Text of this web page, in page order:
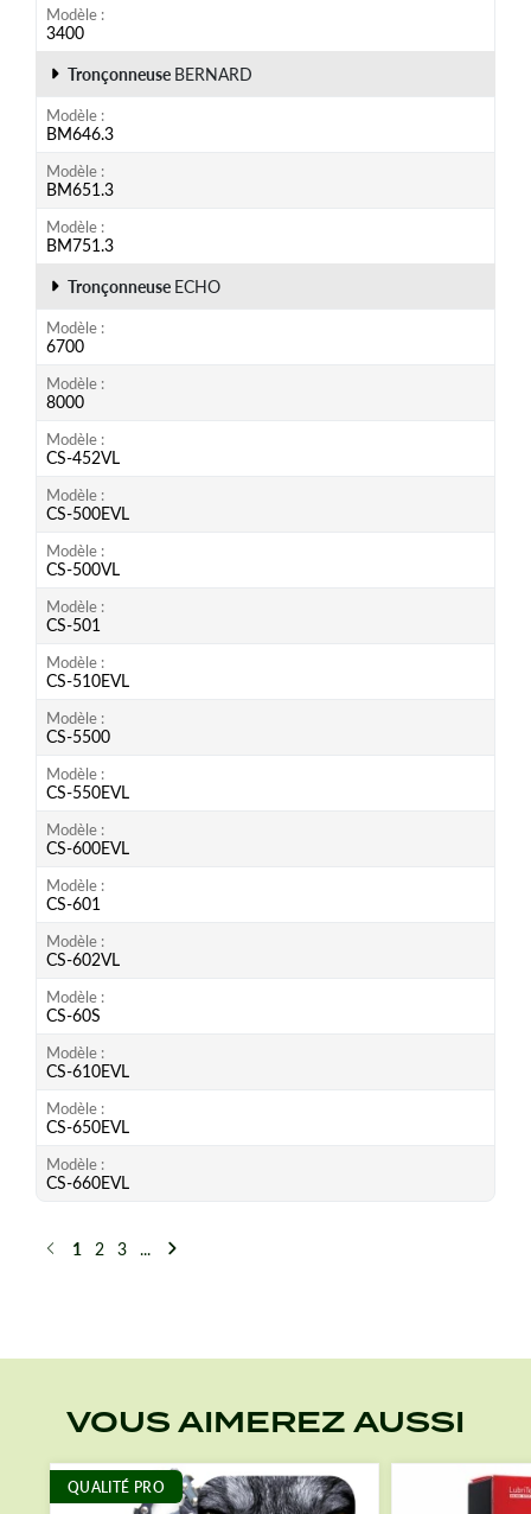
Modèle
3400
Tronçonneuse BERNARD
Modèle
BM646.3
Modèle
BM651.3
Modèle
BM751.3
Tronçonneuse ECHO
Modèle
6700
Modèle
8000
Modèle
CS-452VL
Modèle
CS-500EVL
Modèle
CS-500VL
Modèle
CS-501
Modèle
CS-510EVL
Modèle
CS-5500
Modèle
CS-550EVL
Modèle
CS-600EVL
Modèle
CS-601
Modèle
CS-602VL
Modèle
CS-60S
Modèle
CS-610EVL
Modèle
CS-650EVL
Modèle
CS-660EVL
Précédent
1 2 3 ... Suivant
VOUS AIMEREZ AUSSI
QUALITÉ PRO